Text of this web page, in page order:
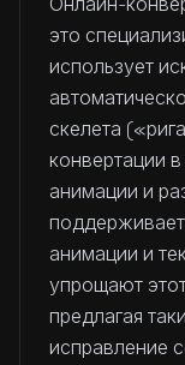
это
использует
скелета
конвертации
анимации и
анимации и
упрощают
предлагая
исправление